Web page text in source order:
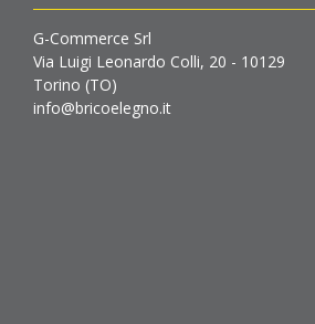
G-Commerce Srl
Via Luigi Leonardo Colli, 20 - 10129
Torino (TO)
info@bricoelegno.it